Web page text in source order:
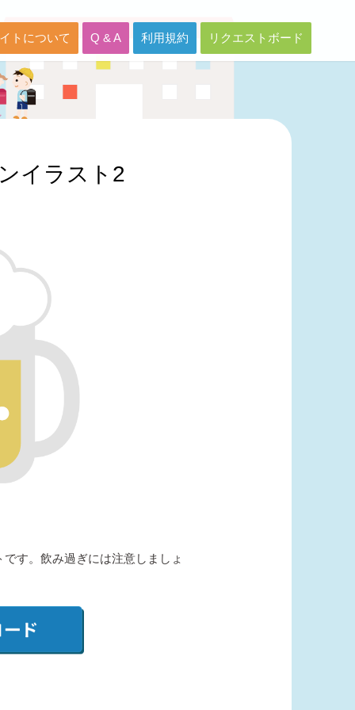
トについて Q & A 利用規約 リクエストボード
イラスト2
す。飲み過ぎには注意しましょ